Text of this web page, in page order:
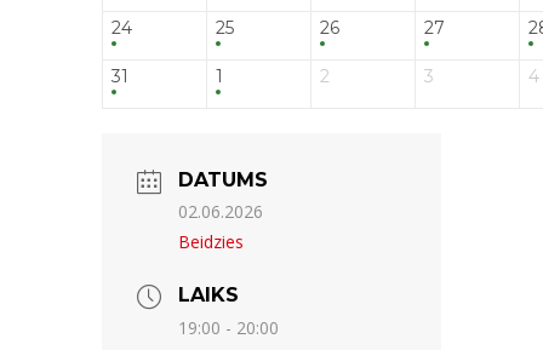
24 25 26 27
31 1 2 3 4
DATUMS
02.06.2026
Beidzies
LAIKS
19:00 - 20:00